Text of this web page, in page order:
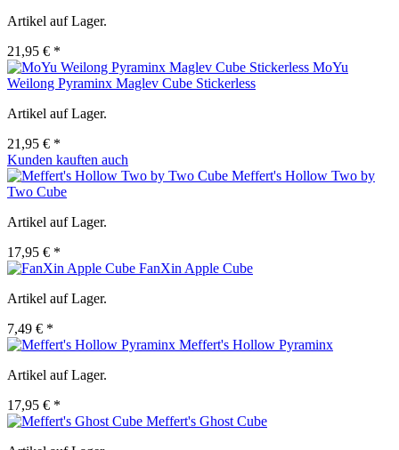
Artikel auf Lager.
21,95 € *
MoYu
Weilong Pyraminx Maglev Cube Stickerless
Artikel auf Lager.
21,95 € *
Kunden kauften auch
Meffert's Hollow Two by
Two Cube
Artikel auf Lager.
17,95 € *
FanXin Apple Cube
Artikel auf Lager.
7,49 € *
Meffert's Hollow Pyraminx
Artikel auf Lager.
17,95 € *
Meffert's Ghost Cube